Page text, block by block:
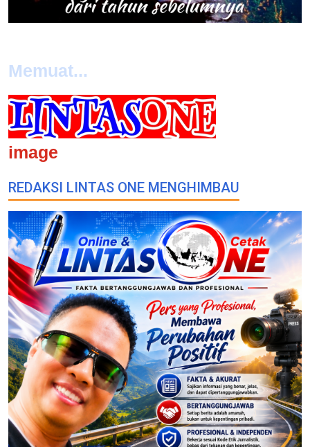
Memuat...
image
REDAKSI LINTAS ONE MENGHIMBAU